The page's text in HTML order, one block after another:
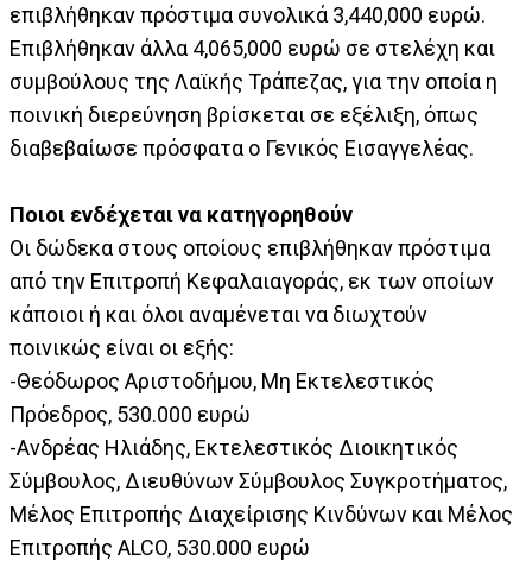
επιβλήθηκαν πρόστιμα συνολικά 3,440,000 ευρώ.
Επιβλήθηκαν άλλα 4,065,000 ευρώ σε στελέχη και
συμβούλους της Λαϊκής Τράπεζας, για την οποία η
ποινική διερεύνηση βρίσκεται σε εξέλιξη, όπως
διαβεβαίωσε πρόσφατα ο Γενικός Εισαγγελέας.
Ποιοι ενδέχεται να κατηγορηθούν
Οι δώδεκα στους οποίους επιβλήθηκαν πρόστιμα
από την Επιτροπή Κεφαλαιαγοράς, εκ των οποίων
κάποιοι ή και όλοι αναμένεται να διωχτούν
ποινικώς είναι οι εξής:
-Θεόδωρος Αριστοδήμου, Μη Εκτελεστικός
Πρόεδρος, 530.000 ευρώ
-Ανδρέας Ηλιάδης, Εκτελεστικός Διοικητικός
Σύμβουλος, Διευθύνων Σύμβουλος Συγκροτήματος,
Μέλος Επιτροπής Διαχείρισης Κινδύνων και Μέλος
Επιτροπής ALCO, 530.000 ευρώ